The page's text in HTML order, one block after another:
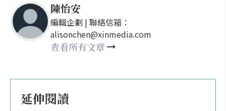
陳怡安
編輯企劃 | 聯絡信箱：
alisonchen@xinmedia.com
查看所有文章
延伸閱讀